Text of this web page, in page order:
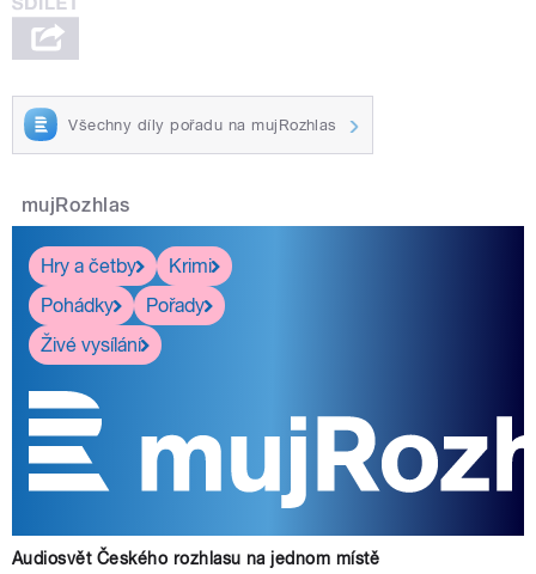
Všechny díly pořadu na mujRozhlas
mujRozhlas
Hry a četby
Krimi
Pohádky
Pořady
Živé vysílání
Audiosvět Českého rozhlasu na jednom místě